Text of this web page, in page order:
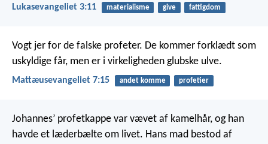
Lukasevangeliet 3:11 materialisme give fattigdom
Vogt jer for de falske profeter. De kommer forklædt som
uskyldige får, men er i virkeligheden glubske ulve.
Mattæusevangeliet 7:15 andet komme profetier
Johannes’ profetkappe var vævet af kamelhår, og han
havde et læderbælte om livet. Hans mad bestod af